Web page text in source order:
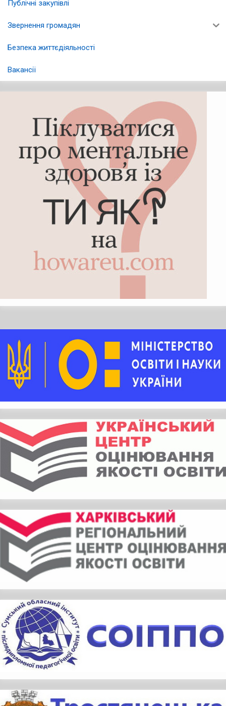
Публічні закупівлі
Звернення громадян
Безпека життєдіяльності
Вакансії